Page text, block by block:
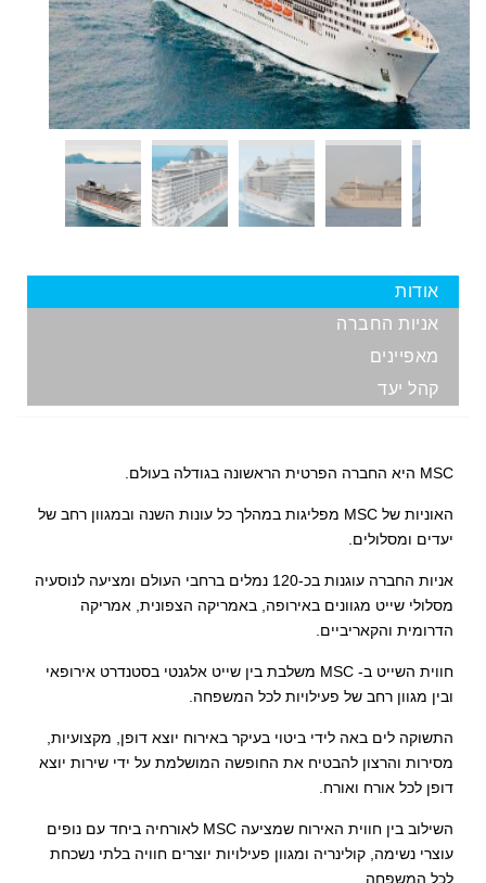
אודות
אניות החברה
מאפיינים
קהל יעד
MSC היא החברה הפרטית הראשונה בגודלה בעולם.
האוניות של MSC מפליגות במהלך כל עונות השנה ובמגוון רחב של
יעדים ומסלולים.
אניות החברה עוגנות בכ-120 נמלים ברחבי העולם ומציעה לנוסעיה
מסלולי שייט מגוונים באירופה, באמריקה הצפונית, אמריקה
הדרומית והקאריביים.
חווית השייט ב- MSC משלבת בין שייט אלגנטי בסטנדרט אירופאי
ובין מגוון רחב של פעילויות לכל המשפחה.
התשוקה לים באה לידי ביטוי בעיקר באירוח יוצא דופן, מקצועיות,
מסירות והרצון להבטיח את החופשה המושלמת על ידי שירות יוצא
דופן לכל אורח ואורח.
השילוב בין חווית האירוח שמציעה MSC לאורחיה ביחד עם נופים
עוצרי נשימה, קולינריה ומגוון פעילויות יוצרים חוויה בלתי נשכחת
לכל המשפחה.